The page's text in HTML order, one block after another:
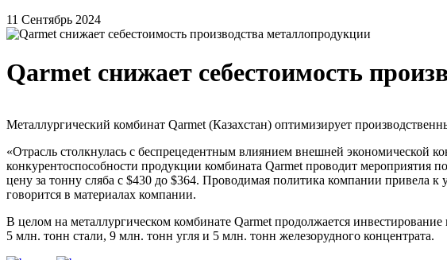
11 Сентябрь 2024
Qarmet снижает себестоимость
Металлургический комбинат Qarmet (Казахстан) оптимизирует
«Отрасль столкнулась с беспрецедентным влиянием внешней экономической
конкурентоспособности продукции комбината Qarmet проводит мероприятия
цену за тонну сляба с $430 до $364. Проводимая политика компании привела
говорится в материалах компании.
В целом на металлургическом комбинате Qarmet продолжается
5 млн. тонн стали, 9 млн. тонн угля и 5 млн. тонн железорудного концентрата.